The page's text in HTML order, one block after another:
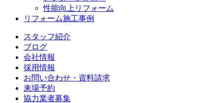
性能向上リフォーム
リフォーム施工事例
スタッフ紹介
ブログ
会社情報
採用情報
お問い合わせ・資料請求
来場予約
協力業者募集